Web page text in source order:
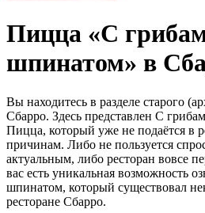
Пицца «С
шпинатом» в
Вы находитесь в разделе старого
Сбарро. Здесь представлен С
Пицца, который уже не подаётся в
причинам. Либо не пользуется
актуальным, либо ресторан вовсе
вас есть уникальная возможность
шпинатом, который существовал
ресторане Сбарро.